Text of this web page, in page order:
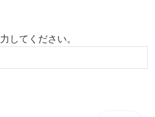
してください。